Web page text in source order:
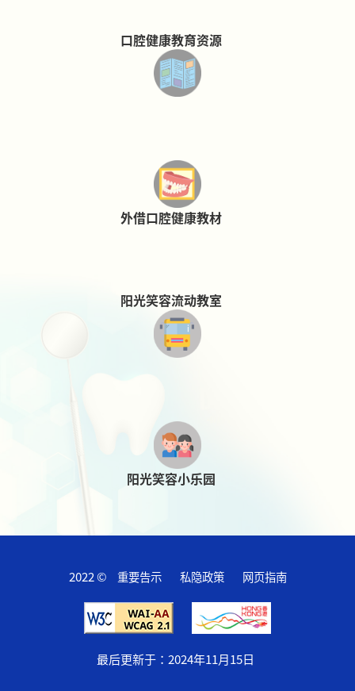
口腔健康教育资源
外借口腔健康教材
阳光笑容流动教室
阳光笑容小乐园
2022 © 重要告示 私隐政策 网页指南
最后更新于： 2024年11月15日